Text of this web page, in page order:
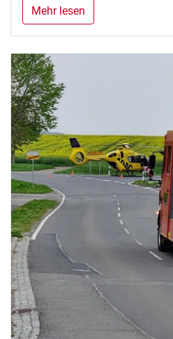
Mehr lesen